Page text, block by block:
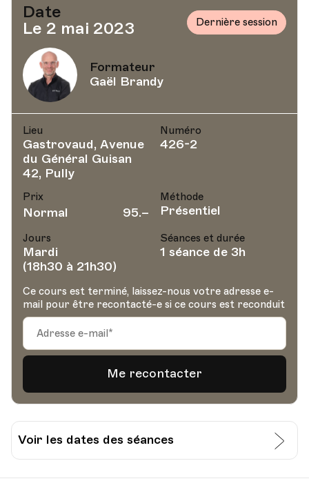
Date
Le 2 mai 2023
Dernière session
Formateur
Gaël Brandy
Lieu
Gastrovaud, Avenue
du Général Guisan
42, Pully
Numéro
426-2
Prix
Normal 95.–
Méthode
Présentiel
Jours
Mardi
(18h30 à 21h30)
Séances et durée
1 séance de 3h
Ce cours est terminé, laissez-nous votre adresse e-
mail pour être recontacté-e si ce cours est reconduit
Voir les dates des séances